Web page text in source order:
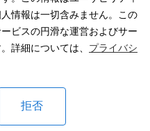
情報は一切含みません。この
ビスの円滑な運営およびサー
詳細については、 プライバシ
拒否